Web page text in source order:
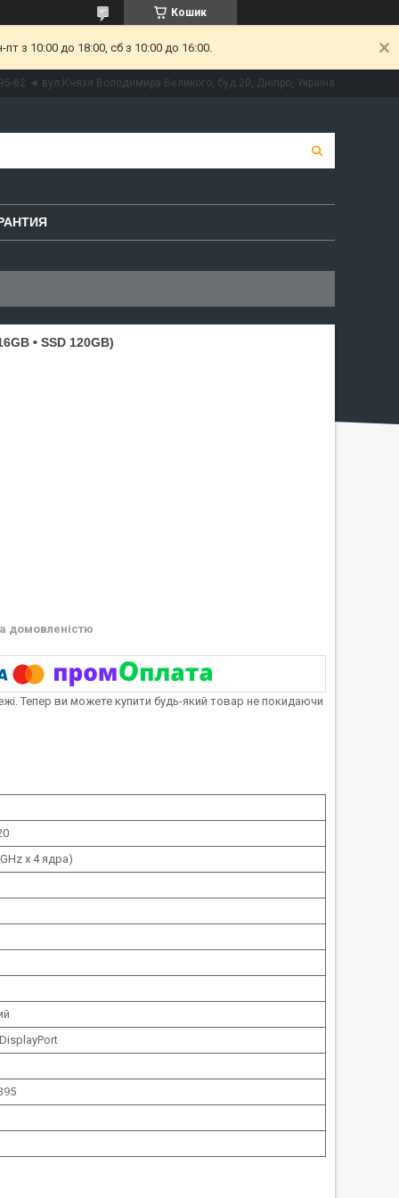
Кошик
з 10:00 до 18:00, сб з 10:00 до 16:00.
62 ◄ вул.Князя Володимира Великого, буд.20, Дніпро, Україна
• SSD 120GB)
домовленістю
Тепер ви можете купити будь-який товар не покидаючи
x 4 ядра)